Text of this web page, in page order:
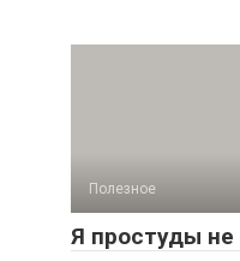
Полезное
Я простуды